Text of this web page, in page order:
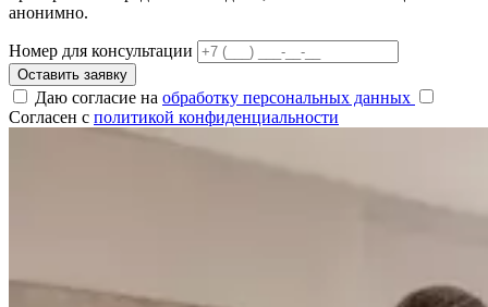
анонимно.
Номер для консультации
Оставить заявку
Даю согласие на обработку персональных данных
Согласен с политикой конфиденциальности